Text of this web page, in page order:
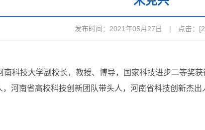
发布时间：2021年05月27日 | 点击：[
南科技大学副校长，教授、博导，国家科技进步二等奖
河南省高校科技创新团队带头人，河南省科技创新杰出